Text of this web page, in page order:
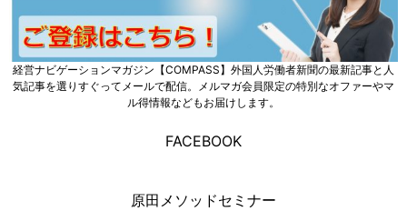
経営ナビゲーションマガジン【COMPASS】外国人労働者新聞の最新記事と人
気記事を選りすぐってメールで配信。メルマガ会員限定の特別なオファーやマ
ル得情報などもお届けします。
FACEBOOK
原田メソッドセミナー